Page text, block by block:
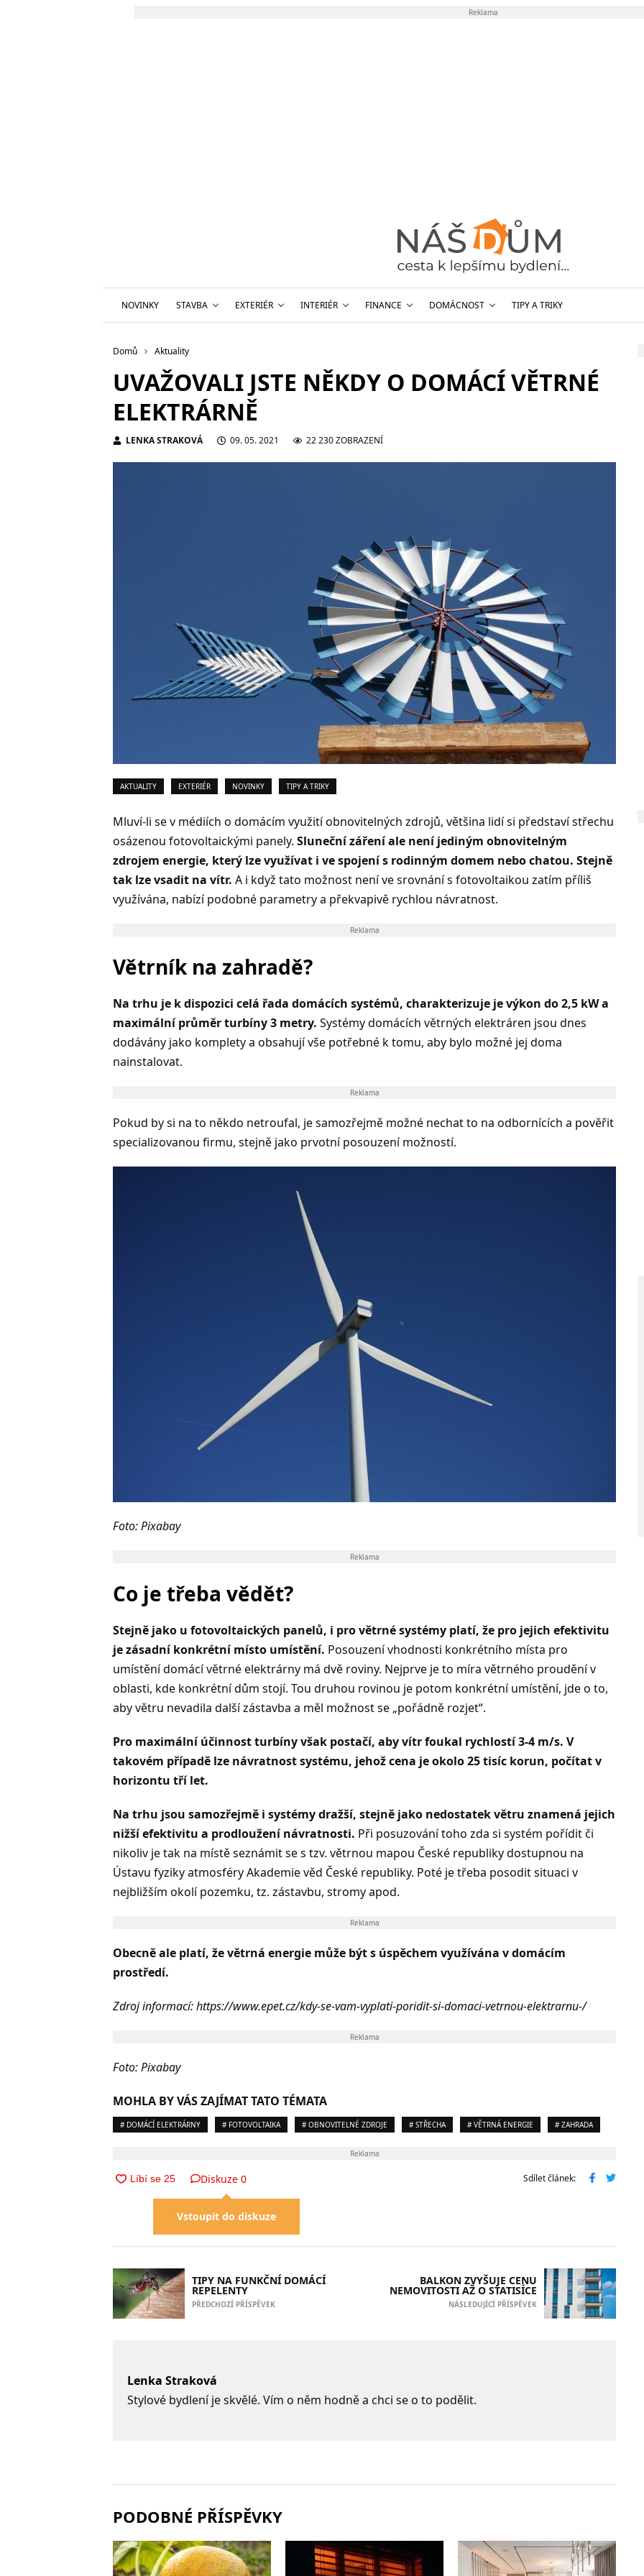
Reklama
NOVINKY STAVBA EXTERIÉR INTERIÉR FINANCE DOMÁCNOST TIPY A TRIKY
Domů Aktuality
UVAŽOVALI JSTE NĚKDY O DOMÁCÍ VĚTRNÉ
ELEKTRÁRNĚ
LENKA STRAKOVÁ 09. 05. 2021 22 230 ZOBRAZENÍ
AKTUALITY EXTERIÉR NOVINKY TIPY A TRIKY
Mluví-li se v médiích o domácím využití obnovitelných zdrojů, většina lidí si představí střechu
osázenou fotovoltaickými panely. Sluneční záření ale není jediným obnovitelným
zdrojem energie, který lze využívat i ve spojení s rodinným domem nebo chatou. Stejně
tak lze vsadit na vítr. A i když tato možnost není ve srovnání s fotovoltaikou zatím příliš
využívána, nabízí podobné parametry a překvapivě rychlou návratnost.
Reklama
Větrník na zahradě?
Na trhu je k dispozici celá řada domácích systémů, charakterizuje je výkon do 2,5 kW a
maximální průměr turbíny 3 metry. Systémy domácích větrných elektráren jsou dnes
dodávány jako komplety a obsahují vše potřebné k tomu, aby bylo možné jej doma
nainstalovat.
Reklama
Pokud by si na to někdo netroufal, je samozřejmě možné nechat to na odbornících a pověřit
specializovanou firmu, stejně jako prvotní posouzení možností.
Foto: Pixabay
Reklama
Co je třeba vědět?
Stejně jako u fotovoltaických panelů, i pro větrné systémy platí, že pro jejich efektivitu
je zásadní konkrétní místo umístění. Posouzení vhodnosti konkrétního místa pro
umístění domácí větrné elektrárny má dvě roviny. Nejprve je to míra větrného proudění v
oblasti, kde konkrétní dům stojí. Tou druhou rovinou je potom konkrétní umístění, jde o to,
aby větru nevadila další zástavba a měl možnost se „pořádně rozjet“.
Pro maximální účinnost turbíny však postačí, aby vítr foukal rychlostí 3-4 m/s. V
takovém případě lze návratnost systému, jehož cena je okolo 25 tisíc korun, počítat v
horizontu tří let.
Na trhu jsou samozřejmě i systémy dražší, stejně jako nedostatek větru znamená jejich
nižší efektivitu a prodloužení návratnosti. Při posuzování toho zda si systém pořídit či
nikoliv je tak na místě seznámit se s tzv. větrnou mapou České republiky dostupnou na
Ústavu fyziky atmosféry Akademie věd České republiky. Poté je třeba posodit situaci v
nejbližším okolí pozemku, tz. zástavbu, stromy apod.
Reklama
Obecně ale platí, že větrná energie může být s úspěchem využívána v domácím
prostředí.
Zdroj informací: https://www.epet.cz/kdy-se-vam-vyplati-poridit-si-domaci-vetrnou-elektrarnu-/
Reklama
Foto: Pixabay
MOHLA BY VÁS ZAJÍMAT TATO TÉMATA
# DOMÁCÍ ELEKTRÁRNY # FOTOVOLTAIKA # OBNOVITELNÉ ZDROJE # STŘECHA # VĚTRNÁ ENERGIE # ZAHRADA
Reklama
Diskuze 0
Vstoupit do diskuze
Sdílet článek:
TIPY NA FUNKČNÍ DOMÁCÍ
REPELENTY
PŘEDCHOZÍ PŘÍSPĚVEK
BALKON ZVYŠUJE CENU
NEMOVITOSTI AŽ O STATISÍCE
NÁSLEDUJÍCÍ PŘÍSPĚVEK
Lenka Straková
Stylové bydlení je skvělé. Vím o něm hodně a chci se o to podělit.
PODOBNÉ PŘÍSPĚVKY